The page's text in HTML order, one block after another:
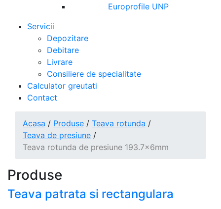
Europrofile UNP
Servicii
Depozitare
Debitare
Livrare
Consiliere de specialitate
Calculator greutati
Contact
Acasa / Produse / Teava rotunda /
Teava de presiune /
Teava rotunda de presiune 193.7x6mm
Produse
Teava patrata si rectangulara